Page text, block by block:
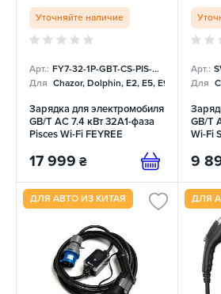
Уточняйте наличие
Арт.: FY7-32-1P-GBT-CS-PIS-PRO
Для Chazor, Dolphin, E2, E5, E9, Mercedes
Зарядка для электромобиля
GB/T AC 7.4 кВт 32A1-фаза
Pisces Wi-Fi FEYREE
17 999 ₴
Арт.:
Для
GB/T
Wi-Fi
9
ДЛЯ АВТО ИЗ КИТАЯ ДЛЯ